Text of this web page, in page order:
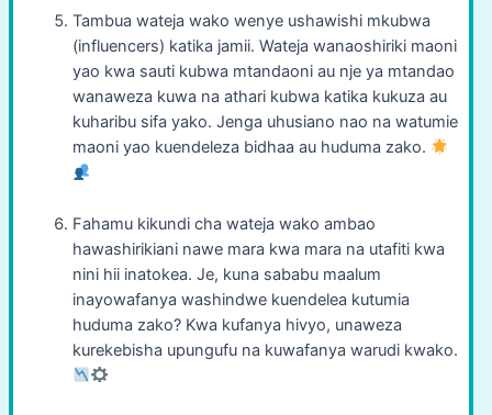
Tambua wateja wako wenye ushawishi mkubwa
(influencers) katika jamii. Wateja wanaoshiriki maoni
yao kwa sauti kubwa mtandaoni au nje ya mtandao
wanaweza kuwa na athari kubwa katika kukuza au
kuharibu sifa yako. Jenga uhusiano nao na watumie
maoni yao kuendeleza bidhaa au huduma zako.
Fahamu kikundi cha wateja wako ambao
hawashirikiani nawe mara kwa mara na utafiti kwa
nini hii inatokea. Je, kuna sababu maalum
inayowafanya washindwe kuendelea kutumia
huduma zako? Kwa kufanya hivyo, unaweza
kurekebisha upungufu na kuwafanya warudi kwako.